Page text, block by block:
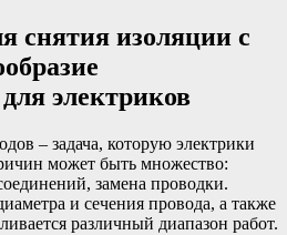
снятия изоляции с
электриков
– задача, которую электрики
может быть множество:
замена проводки.
и сечения провода, а также
различный диапазон работ.